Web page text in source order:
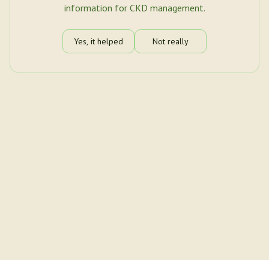
information for CKD management.
Yes, it helped Not really